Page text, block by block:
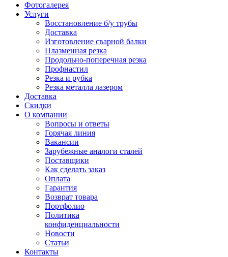
Фотогалерея
Услуги
Восстановление б/у трубы
Доставка
Изготовление сварной балки
Плазменная резка
Продольно-поперечная резка
Профнастил
Резка и рубка
Резка металла лазером
Доставка
Скидки
О компании
Вопросы и ответы
Горячая линия
Вакансии
Зарубежные аналоги сталей
Поставщики
Как сделать заказ
Оплата
Гарантия
Возврат товара
Портфолио
Политика
конфиденциальности
Новости
Статьи
Контакты